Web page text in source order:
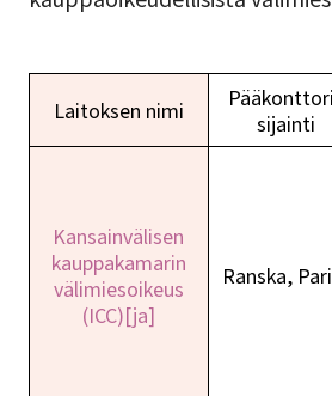
Laitoksen nimi
sijainti
Kansainvälisen
kauppakamarin
välimiesoikeus
(ICC)[ja]
Ranska,